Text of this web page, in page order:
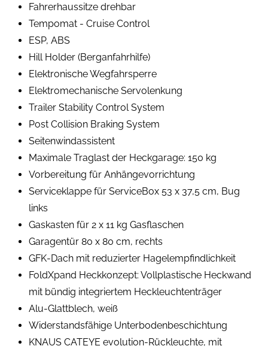
Fahrerhaussitze drehbar
Tempomat - Cruise Control
ESP, ABS
Hill Holder (Berganfahrhilfe)
Elektronische Wegfahrsperre
Elektromechanische Servolenkung
Trailer Stability Control System
Post Collision Braking System
Seitenwindassistent
Maximale Traglast der Heckgarage: 150 kg
Vorbereitung für Anhängevorrichtung
Serviceklappe für ServiceBox 53 x 37,5 cm, Bug
links
Gaskasten für 2 x 11 kg Gasflaschen
Garagentür 80 x 80 cm, rechts
GFK-Dach mit reduzierter Hagelempfindlichkeit
FoldXpand Heckkonzept: Vollplastische Heckwand
mit bündig integriertem Heckleuchtenträger
Alu-Glattblech, weiß
Widerstandsfähige Unterbodenbeschichtung
KNAUS CATEYE evolution-Rückleuchte, mit